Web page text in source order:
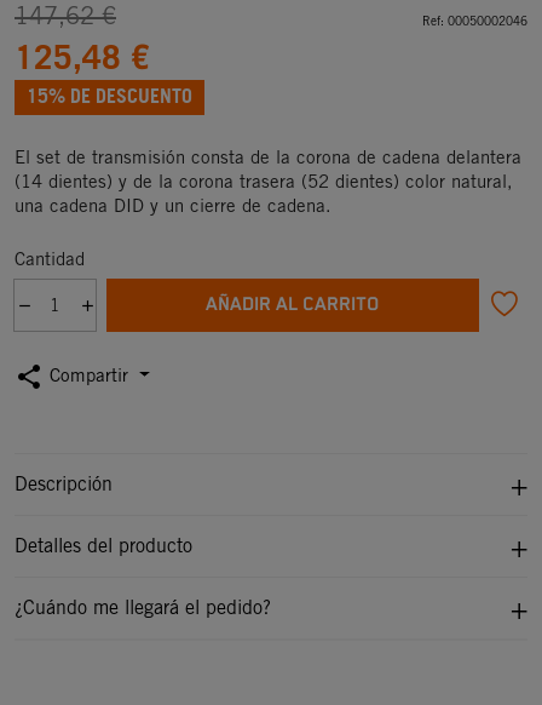
147,62 €
125,48 €
15% DE DESCUENTO
Ref: 00050002046
El set de transmisión consta de la corona de cadena delantera
(14 dientes) y de la corona trasera (52 dientes) color natural,
una cadena DID y un cierre de cadena.
Cantidad
AÑADIR AL CARRITO
share Compartir
Descripción
Detalles del producto
¿Cuándo me llegará el pedido?